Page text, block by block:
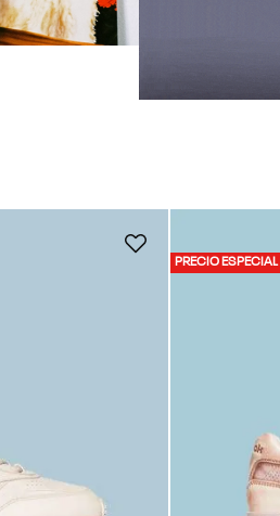
PRECIO ESPECIAL